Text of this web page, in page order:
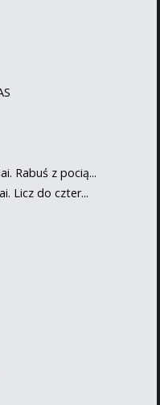
Rabuś z pocią...
Licz do czter...